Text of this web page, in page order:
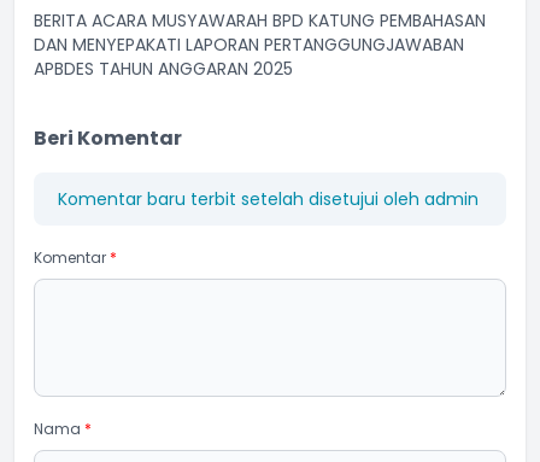
BERITA ACARA MUSYAWARAH BPD KATUNG PEMBAHASAN
DAN MENYEPAKATI LAPORAN PERTANGGUNGJAWABAN
APBDES TAHUN ANGGARAN 2025
Beri Komentar
Komentar baru terbit setelah disetujui oleh admin
Komentar *
Nama *